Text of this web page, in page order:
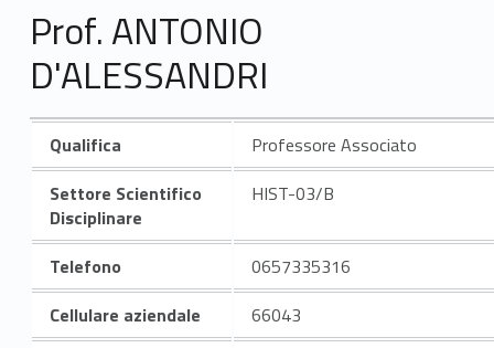
Prof. ANTONIO
D'ALESSANDRI
Qualifica
Professore Associato
Settore Scientifico
Disciplinare
HIST-03/B
Telefono
0657335316
Cellulare aziendale
66043